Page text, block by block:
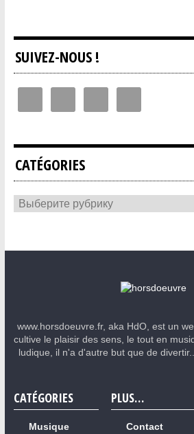
SUIVEZ-NOUS !
CATÉGORIES
www.horsdoeuvre.fr, aka HdO, est un
cultive le plaisir des sens, le tout en
ludique, il n'a d'autre but que de
CATÉGORIES
Musique
PLUS…
Contact